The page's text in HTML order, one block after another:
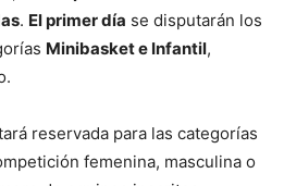
. El primer día se disputarán los
Minibasket e Infantil,
reservada para las categorías
femenina, masculina o